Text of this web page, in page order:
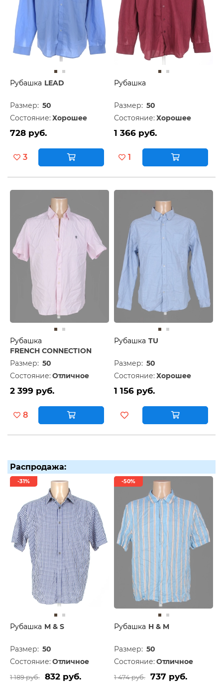
Рубашка LEAD
Размер: 50
Состояние: Хорошее
728 руб.
3
Рубашка
Размер: 50
Состояние: Хорошее
1 366 руб.
1
Рубашка
FRENCH CONNECTION
Размер: 50
Состояние: Отличное
2 399 руб.
8
Рубашка TU
Размер: 50
Состояние: Хорошее
1 156 руб.
Распродажа:
-31%
Рубашка M & S
Размер: 50
Состояние: Отличное
1 189 руб. 832 руб.
-50%
Рубашка H & M
Размер: 50
Состояние: Отличное
1 474 руб. 737 руб.